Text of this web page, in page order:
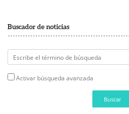
Buscador de noticias
Activar búsqueda avanzada
Buscar